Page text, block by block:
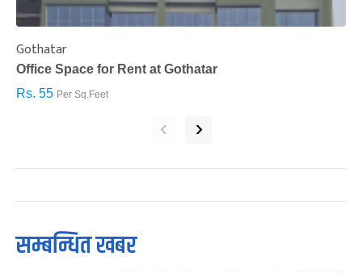
Gothatar
Office Space for Rent at Gothatar
Rs. 55 Per Sq.Feet
‹ ›
सम्बन्धित खबर